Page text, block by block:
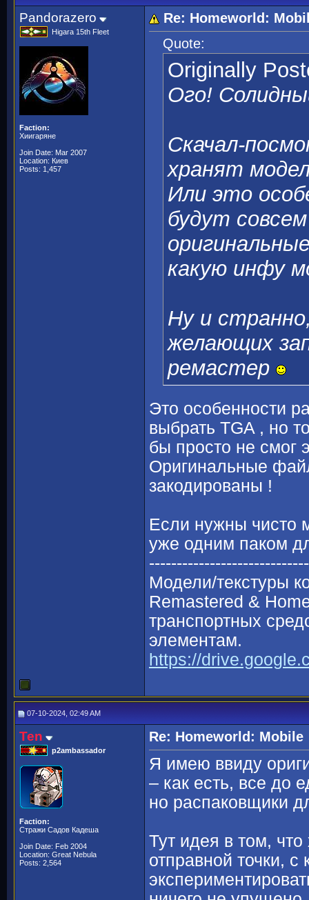
Pandorazero
Higara 15th Fleet
Faction:
Хиигаряне
Join Date: Mar 2007
Location: Киев
Posts: 1,457
Re: Homeworld:
Quote:
Originally
Ого!
Скачал-
хранят
Или это
будут
какую инфу
Ну и
желающих
ремастер
Это особенности
выбрать TGA , но
бы просто не смог
Оригинальные
закодированы !
Если нужны чисто
уже одним паком
Модели/текстуры
Remastered &
транспортных
элементам.
https://
07-10-2024, 02:49 AM
Ten
p2ambassador
Faction:
Стражи Садов Кадеша
Join Date: Feb 2004
Location: Great Nebula
Posts: 2,564
Re: Homeworld: Mobile
Я имею ввиду
– как есть, все до
но распаковщики
Тут идея в том,
отправной точки,